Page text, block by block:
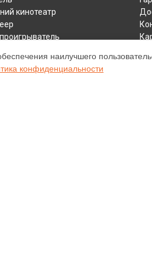
кинотеатр
наилучшего
конфиденциальности